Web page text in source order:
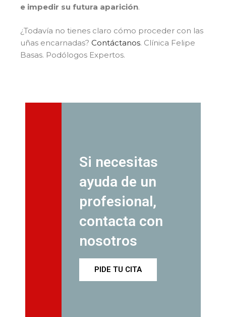
e impedir su futura aparición.
¿Todavía no tienes claro cómo proceder con las
uñas encarnadas? Contáctanos. Clínica Felipe
Basas. Podólogos Expertos.
Si necesitas
ayuda de un
profesional,
contacta con
nosotros
PIDE TU CITA